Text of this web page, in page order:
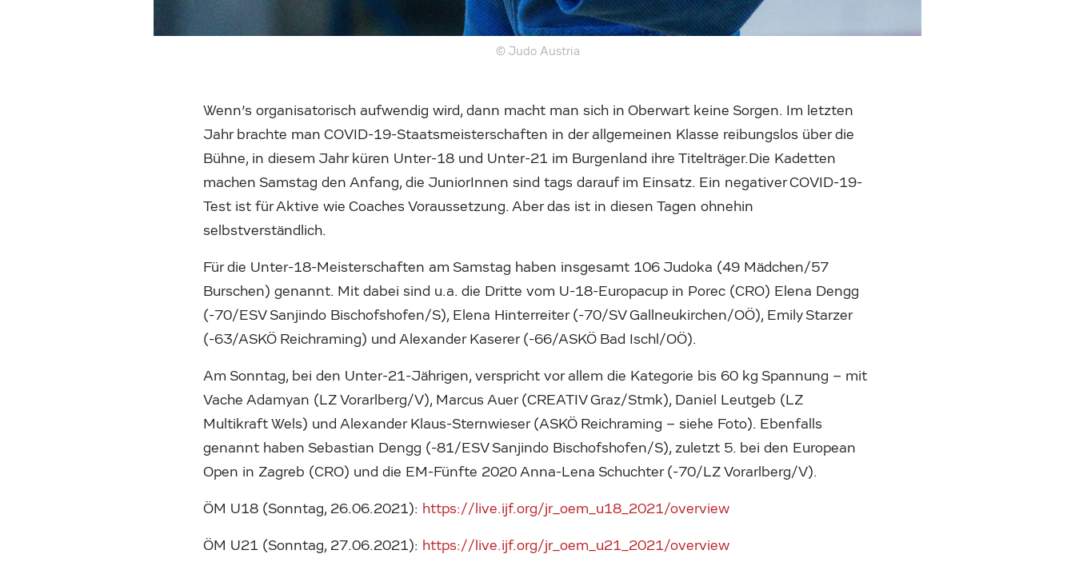
© Judo Austria
Wenn’s organisatorisch aufwendig wird, dann macht man sich in Oberwart keine Sorgen. Im letzten
Jahr brachte man COVID-19-Staatsmeisterschaften in der allgemeinen Klasse reibungslos über die
Bühne, in diesem Jahr küren Unter-18 und Unter-21 im Burgenland ihre Titelträger.Die Kadetten
machen Samstag den Anfang, die JuniorInnen sind tags darauf im Einsatz. Ein negativer COVID-19-
Test ist für Aktive wie Coaches Voraussetzung. Aber das ist in diesen Tagen ohnehin
selbstverständlich.
Für die Unter-18-Meisterschaften am Samstag haben insgesamt 106 Judoka (49 Mädchen/57
Burschen) genannt. Mit dabei sind u.a. die Dritte vom U-18-Europacup in Porec (CRO) Elena Dengg
(-70/ESV Sanjindo Bischofshofen/S), Elena Hinterreiter (-70/SV Gallneukirchen/OÖ), Emily Starzer
(-63/ASKÖ Reichraming) und Alexander Kaserer (-66/ASKÖ Bad Ischl/OÖ).
Am Sonntag, bei den Unter-21-Jährigen, verspricht vor allem die Kategorie bis 60 kg Spannung – mit
Vache Adamyan (LZ Vorarlberg/V), Marcus Auer (CREATIV Graz/Stmk), Daniel Leutgeb (LZ
Multikraft Wels) und Alexander Klaus-Sternwieser (ASKÖ Reichraming – siehe Foto). Ebenfalls
genannt haben Sebastian Dengg (-81/ESV Sanjindo Bischofshofen/S), zuletzt 5. bei den European
Open in Zagreb (CRO) und die EM-Fünfte 2020 Anna-Lena Schuchter (-70/LZ Vorarlberg/V).
ÖM U18 (Sonntag, 26.06.2021): https://live.ijf.org/jr_oem_u18_2021/overview
ÖM U21 (Sonntag, 27.06.2021): https://live.ijf.org/jr_oem_u21_2021/overview